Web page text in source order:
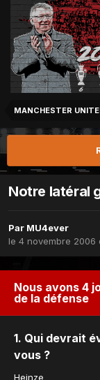
MANCHESTER
Notre latéral
Par MU4ever
le 4 novembre 2006
Nous avons 4
de la défense
1. Qui devrait
vous ?
Heinze